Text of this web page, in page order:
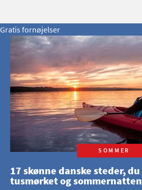
Gratis fornøjelser
SOMMER
17 skønne danske steder,
tusmørket og sommernatten